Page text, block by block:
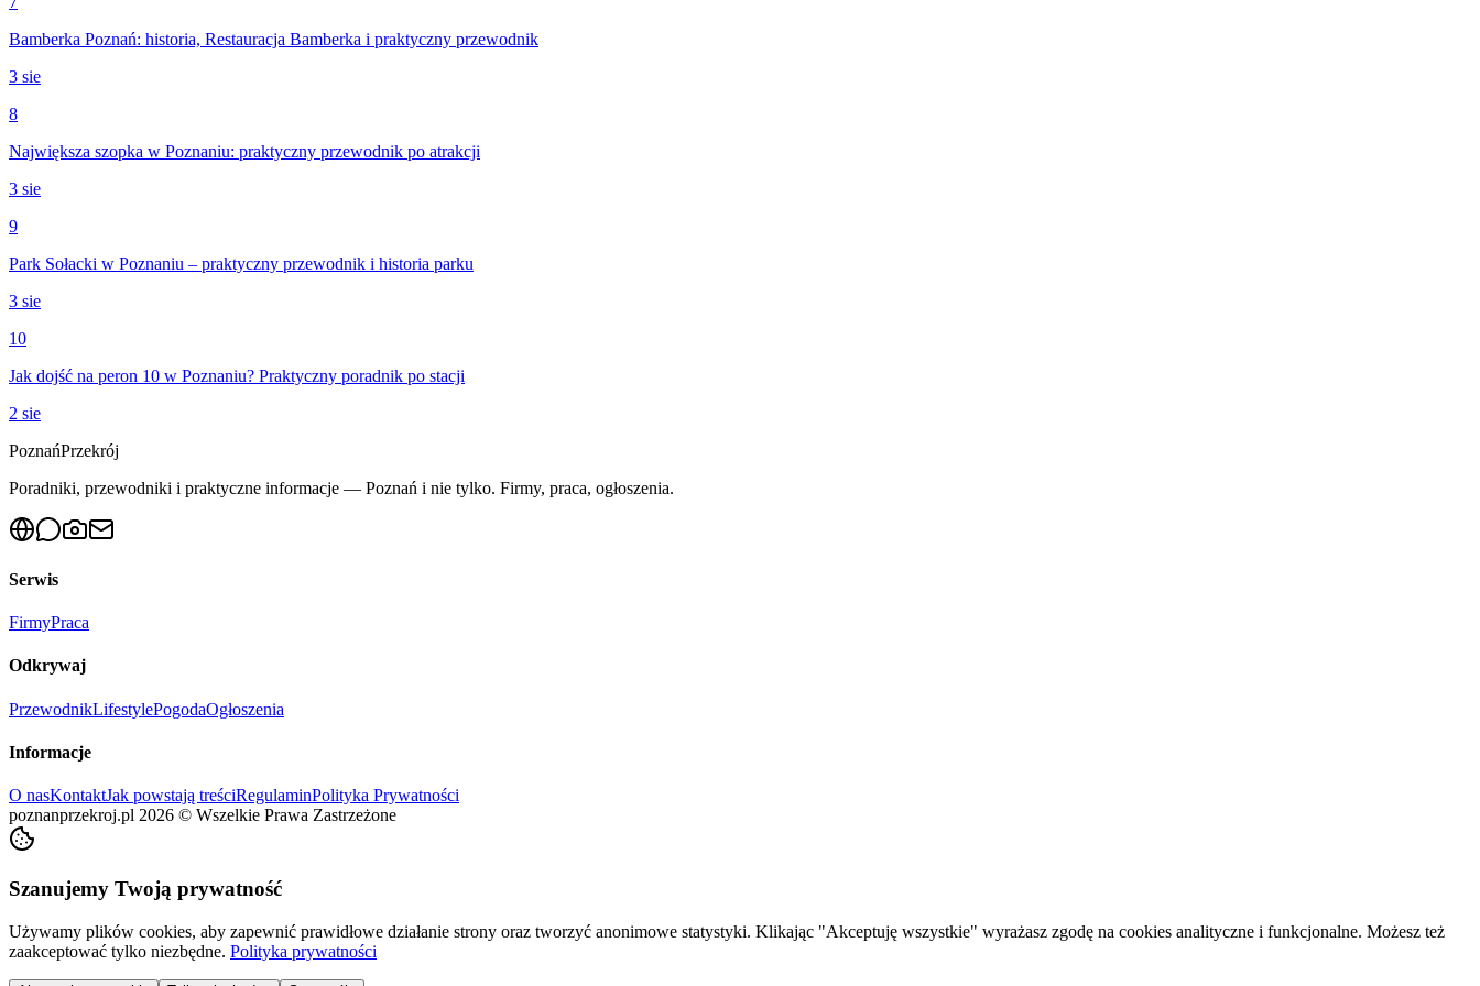
Bamberka Poznań: historia, Restauracja Bamberka i praktyczny przewodnik
3 sie
8
Największa szopka w Poznaniu: praktyczny przewodnik po atrakcji
3 sie
9
Park Sołacki w Poznaniu – praktyczny przewodnik i historia parku
3 sie
10
Jak dojść na peron 10 w Poznaniu? Praktyczny poradnik po stacji
2 sie
PoznańPrzekrój
Poradniki, przewodniki i praktyczne informacje — Poznań i nie tylko. Firmy, praca, ogłoszenia.
Serwis
FirmyPraca
Odkrywaj
PrzewodnikLifestylePogodaOgłoszenia
Informacje
O nasKontaktJak powstają treściRegulaminPolityka Prywatności
poznanprzekroj.pl 2026 © Wszelkie Prawa Zastrzeżone
Szanujemy Twoją prywatność
Używamy plików cookies, aby zapewnić prawidłowe działanie strony oraz tworzyć anonimowe statystyki. Klikając "Akceptuję wszystkie" wyrażasz zgodę na cookies analityczne i funkcjonalne. Możesz też
zaakceptować tylko niezbędne. Polityka prywatności